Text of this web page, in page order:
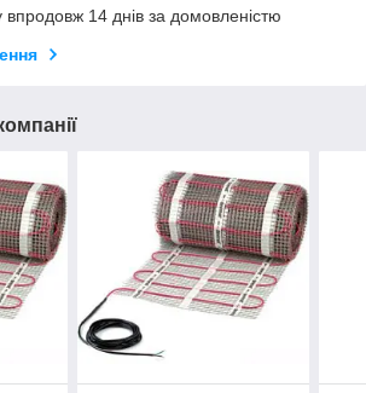
14 днів за домовленістю